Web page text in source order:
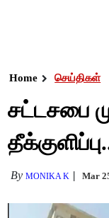
Home செய்திகள்
சட்டசபை
ByMONIKA K Mar